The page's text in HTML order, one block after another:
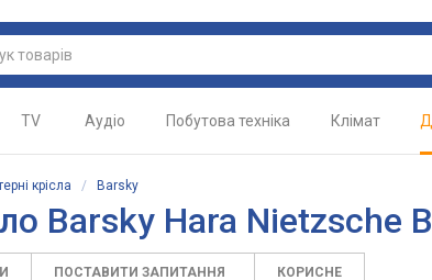
TV Аудіо Побутова техніка Клімат
крісла / Barsky
Barsky Hara Nietzsche
ПОСТАВИТИ ЗАПИТАННЯ КОРИСНЕ